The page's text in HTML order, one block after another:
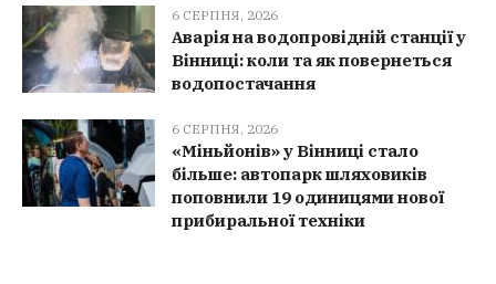
6 СЕРПНЯ, 2026
Аварія на водопровідній станції у
Вінниці: коли та як повернеться
водопостачання
6 СЕРПНЯ, 2026
«Міньйонів» у Вінниці стало
більше: автопарк шляховиків
поповнили 19 одиницями нової
прибиральної техніки